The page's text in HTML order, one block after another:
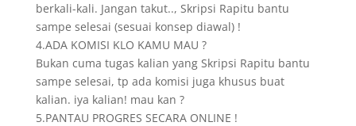
berkali-kali. Jangan takut.., Skripsi Rapitu bantu
sampe selesai (sesuai konsep diawal) !
4.ADA KOMISI KLO KAMU MAU ?
Bukan cuma tugas kalian yang Skripsi Rapitu bantu
sampe selesai, tp ada komisi juga khusus buat
kalian. iya kalian! mau kan ?
5.PANTAU PROGRES SECARA ONLINE !